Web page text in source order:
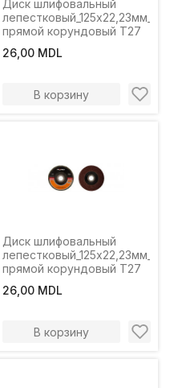
Диск шлифовальный
прямой корундовый T27
26,00 MDL
В корзину
Диск шлифовальный
прямой корундовый T27
26,00 MDL
В корзину